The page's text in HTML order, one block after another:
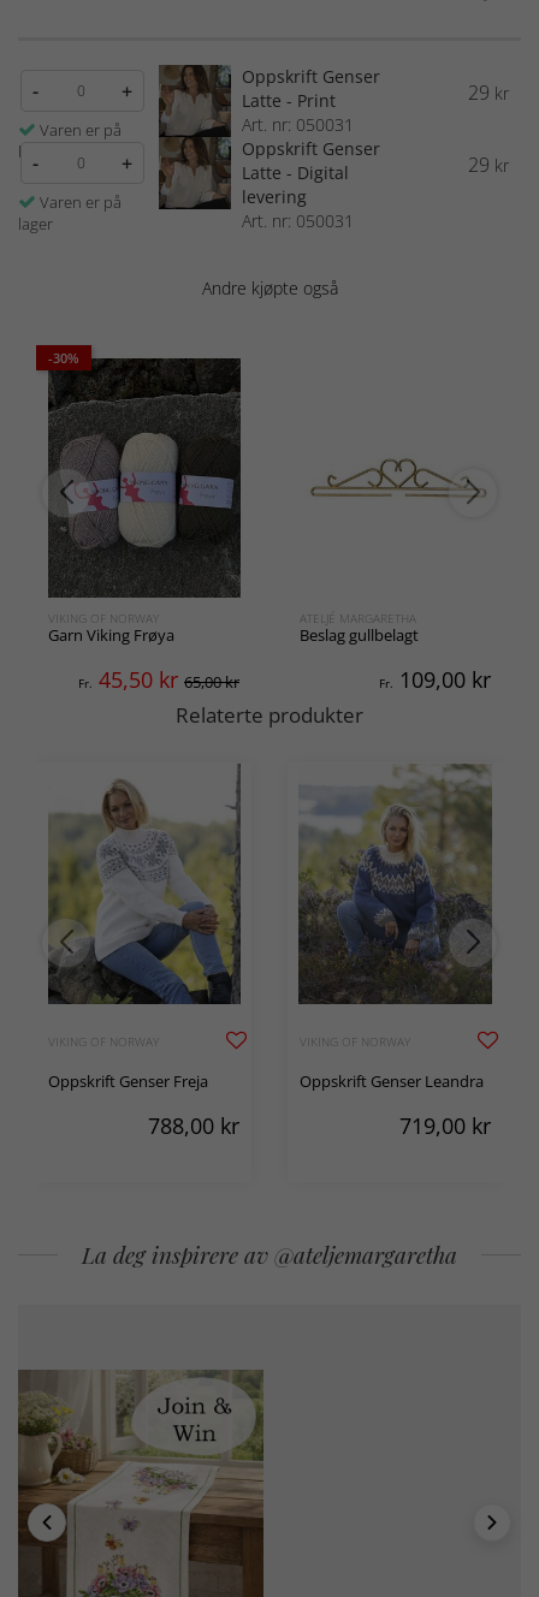
- +
Varen er på
lager
Oppskrift Genser
Latte - Print
Art. nr: 050031
29 kr
- +
Varen er på
lager
Oppskrift Genser
Latte - Digital
levering
Art. nr: 050031
29 kr
Andre kjøpte også
-30%
VIKING OF NORWAY
Garn Viking Frøya
Fr. 45,50 kr 65,00 kr
ATELJÉ MARGARETHA
Beslag gullbelagt
Fr. 109,00 kr
Relaterte produkter
VIKING OF NORWAY
Oppskrift Genser Freja
788,00 kr
VIKING OF NORWAY
Oppskrift Genser Leandra
719,00 kr
La deg inspirere av @ateljemargaretha